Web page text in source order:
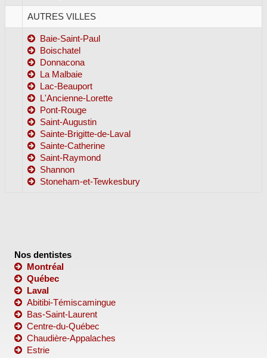
AUTRES VILLES
Baie-Saint-Paul
Boischatel
Donnacona
La Malbaie
Lac-Beauport
L'Ancienne-Lorette
Pont-Rouge
Saint-Augustin
Sainte-Brigitte-de-Laval
Sainte-Catherine
Saint-Raymond
Shannon
Stoneham-et-Tewkesbury
Nos dentistes
Montréal
Québec
Laval
Abitibi-Témiscamingue
Bas-Saint-Laurent
Centre-du-Québec
Chaudière-Appalaches
Estrie